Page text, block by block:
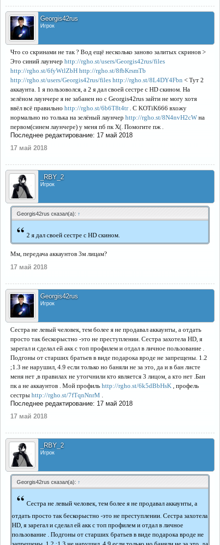
Georgis42rus
Игрок
Что со скринами не так ? Вод ещё несколько заново залитых скринов >
Это синий лаунчер http://rgho.st/users/Georgis42rus/files
http://rgho.st/6fyWtlZbH http://rgho.st/8fbKrsmTb
http://rgho.st/users/Georgis42rus/files http://rgho.st/8L4DY4Fbn < Тут 2
аккаунта. 1 я пользоволся, а 2 я дал своей сестре с HD скином. На
зелёном лаунчере я не забанен но с Georgis42rus зайти не могу хотя
ввёл всё правильно http://rgho.st/6b6T8t4tr. С KOTiK666 вхожу
нормально но толька на зелёный лаунчер http://rgho.st/8N4nvH2cW на
первом(синем лаунчере) у меня пб пк Х(. Помогите пж .
Последнее редактирование: 17 май 2018
17 май 2018
_RBY_2
Игрок
Georgis42rus сказал(а): ↑
“ 2 я дал своей сестре с HD скином.
Мм, передача аккаунтов 3м лицам?
17 май 2018
Georgis42rus
Игрок
Сестра не левый человек, тем более я не продавал аккаунты, а отдать
просто так бескорыстно -это не преступлении. Сестра захотела HD, я
зарегал и сделал ей акк с топ профилем и отдал в личное пользование .
Подгоны от старших братьев в виде подарока вроде не запрещены. 1.2
;1.3 не нарушил, 4.9 если только но баняли не за это, да и в бан листе
меня нет ,в правилах не утогчнили кто является 3 лицом, а кто нет .Бан
пк а не аккаунтов . Мой профиль http://rgho.st/6k5dBbHsK , профель
сестры http://rgho.st/7fTqnNnrM
Последнее редактирование: 17 май 2018
17 май 2018
_RBY_2
Игрок
Georgis42rus сказал(а): ↑
“ Сестра не левый человек, тем более я не продавал аккаунты, а
отдать просто так бескорыстно -это не преступлении. Сестра захотела
HD, я зарегал и сделал ей акк с топ профилем и отдал в личное
пользование . Подгоны от старших братьев в виде подарока вроде не